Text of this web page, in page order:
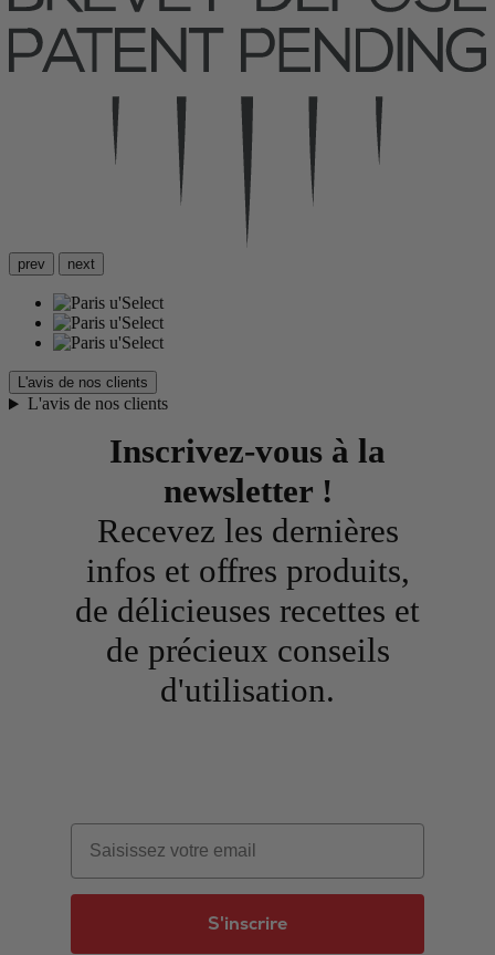
prev next
L'avis de nos clients
L'avis de nos clients
Inscrivez-vous à la
newsletter !
Recevez les dernières
infos et offres produits,
de délicieuses recettes et
de précieux conseils
d'utilisation.
Email
S'inscrire